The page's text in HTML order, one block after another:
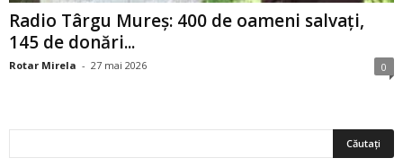
Radio Târgu Mureș: 400 de oameni salvați,
145 de donări...
Rotar Mirela - 27 mai 2026 0